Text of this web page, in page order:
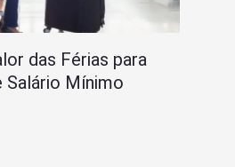
das Férias para
Salário Mínimo